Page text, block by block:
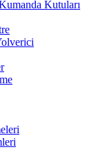
Kutuları